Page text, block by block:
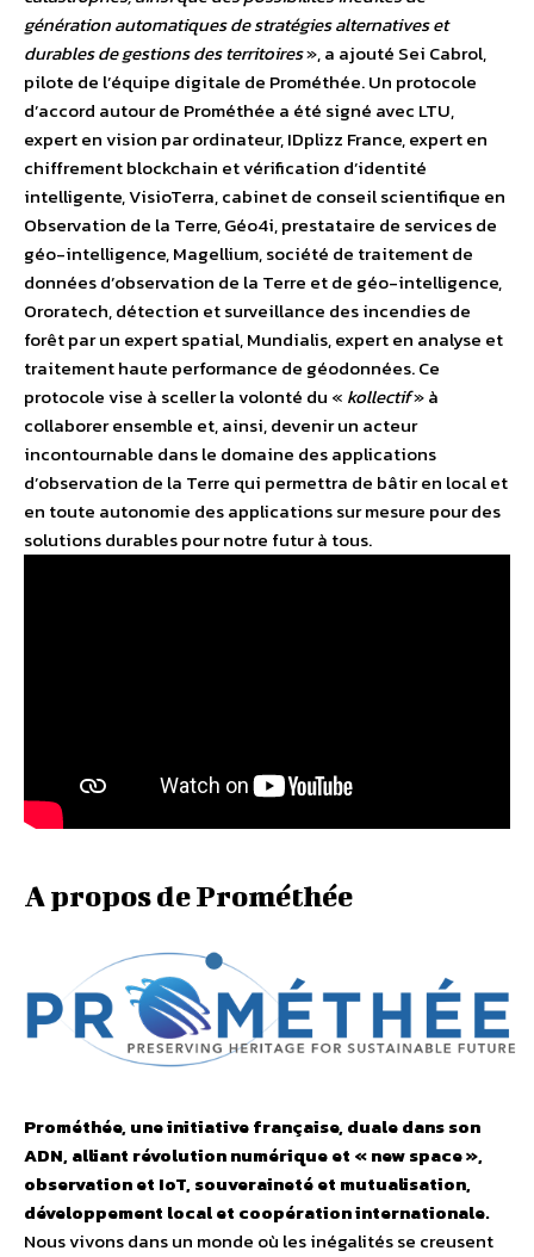
génération automatiques de stratégies alternatives et
durables de gestions des territoires», a ajouté Sei Cabrol,
pilote de l’équipe digitale de Prométhée. Un protocole
d’accord autour de Prométhée a été signé avec LTU,
expert en vision par ordinateur, IDplizz France, expert en
chiffrement blockchain et vérification d’identité
intelligente, VisioTerra, cabinet de conseil scientifique en
Observation de la Terre, Géo4i, prestataire de services de
géo-intelligence, Magellium, société de traitement de
données d’observation de la Terre et de géo-intelligence,
Ororatech, détection et surveillance des incendies de
forêt par un expert spatial, Mundialis, expert en analyse et
traitement haute performance de géodonnées. Ce
protocole vise à sceller la volonté du « kollectif» à
collaborer ensemble et, ainsi, devenir un acteur
incontournable dans le domaine des applications
d’observation de la Terre qui permettra de bâtir en local et
en toute autonomie des applications sur mesure pour des
solutions durables pour notre futur à tous.
A propos de Prométhée
Prométhée, une initiative française, duale dans son
ADN, alliant révolution numérique et « new space »,
observation et IoT, souveraineté et mutualisation,
développement local et coopération internationale.
Nous vivons dans un monde où les inégalités se creusent